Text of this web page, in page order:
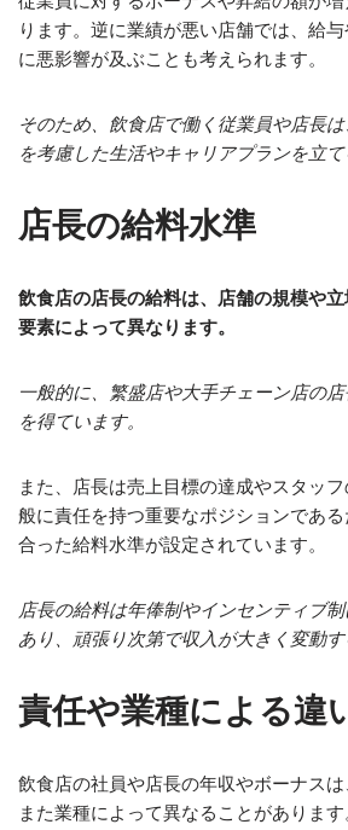
ります。逆に業績が悪い店舗では、給
に悪影響が及ぶことも考えられます。
そのため、飲食店で働く従業員や店長
を考慮した生活やキャリアプランを立て
店長の給料水準
飲食店の店長の給料は、店舗の規模や
要素によって異なります。
一般的に、繁盛店や大手チェーン店の
を得ています。
また、店長は売上目標の達成やスタッ
般に責任を持つ重要なポジションであ
合った給料水準が設定されています。
店長の給料は年俸制やインセンティブ
あり、頑張り次第で収入が大きく変動す
責任や業種による違
飲食店の社員や店長の年収やボーナスは
また業種によって異なることがありま